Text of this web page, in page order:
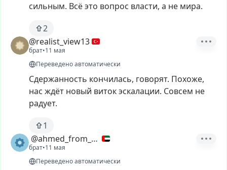
сильным. Всёэто вопрос власти, а не мира.
2
@realist_view13
брат•11 мая
Переведено автоматически
Сдержанность кончилась, говорят. Похоже,
нас ждёт новый витокэскалации. Совсем не
радует.
1
@ahmed_from_dxb1
брат•11 мая
Переведено автоматически